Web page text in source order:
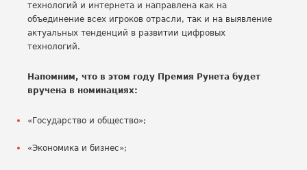
технологий и интернета и направлена как на
объединение всех игроков отрасли, так и на выявление
актуальных тенденций в развитии цифровых
технологий.
Напомним, что в этом году Премия Рунета будет
вручена в номинациях:
«Государство и общество»;
«Экономика и бизнес»;